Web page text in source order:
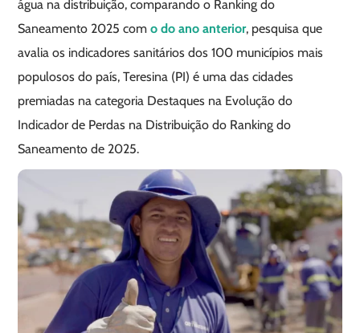
água na distribuição, comparando o Ranking do
Saneamento 2025 como do ano anterior, pesquisa que
avalia os indicadores sanitários dos 100 municípios mais
populosos do país, Teresina (PI) é uma das cidades
premiadas na categoria Destaques na Evolução do
Indicador de Perdas na Distribuição do Ranking do
Saneamento de 2025.